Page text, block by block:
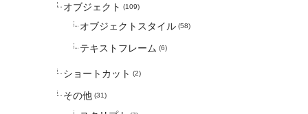
オブジェクト (109)
オブジェクトスタイル (58)
テキストフレーム (6)
ショートカット (2)
その他 (31)